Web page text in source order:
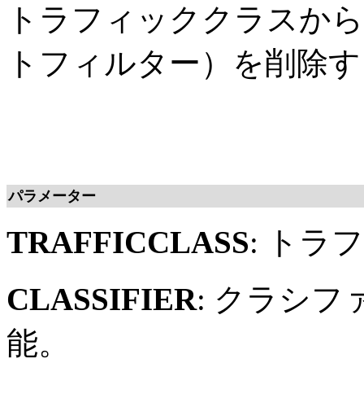
トラフィッククラスか
トフィルター）を削除
パラメーター
TRAFFICCLASS: トラ
CLASSIFIER: クラシフ
能。